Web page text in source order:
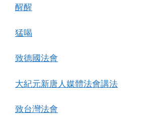
醒醒
猛喝
致德國法會
大紀元新唐人媒體法會講法
致台灣法會